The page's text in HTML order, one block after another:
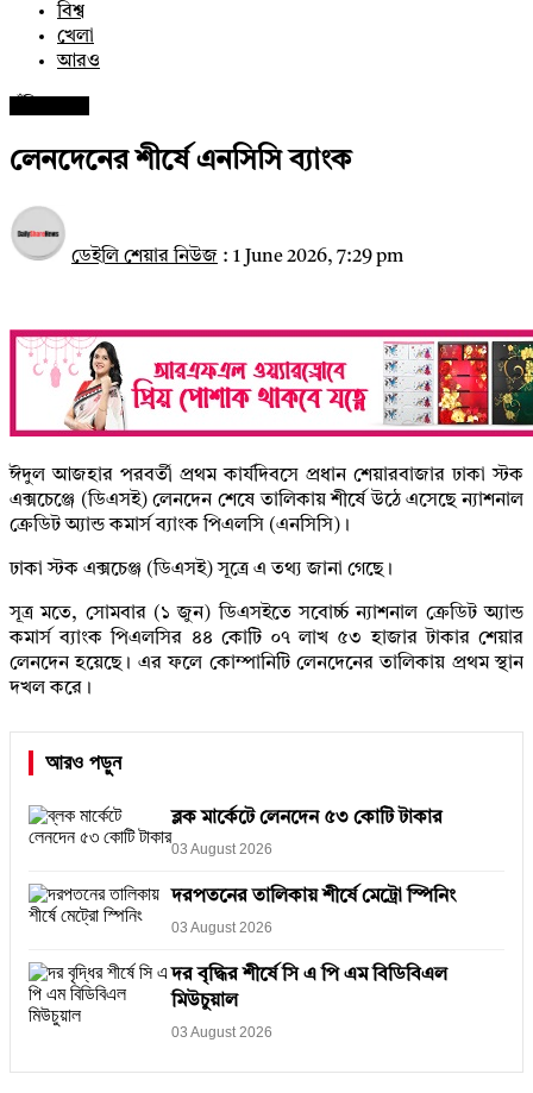
বিশ্ব
খেলা
আরও
লেনদেনের শীর্ষে এনসিসি ব্যাংক
ডেইলি শেয়ার নিউজ : 1 June 2026, 7:29 pm
ঈদুল আজহার পরবর্তী প্রথম কার্যদিবসে প্রধান শেয়ারবাজার ঢাকা স্টক
এক্সচেঞ্জে (ডিএসই) লেনদেন শেষে তালিকায় শীর্ষে উঠে এসেছে ন্যাশনাল
ক্রেডিট অ্যান্ড কমার্স ব্যাংক পিএলসি (এনসিসি)।
ঢাকা স্টক এক্সচেঞ্জ (ডিএসই) সূত্রে এ তথ্য জানা গেছে।
সূত্র মতে, সোমবার (১ জুন) ডিএসইতে সবোর্চ্চ ন্যাশনাল ক্রেডিট অ্যান্ড
কমার্স ব্যাংক পিএলসির ৪৪ কোটি ০৭ লাখ ৫৩ হাজার টাকার শেয়ার
লেনদেন হয়েছে। এর ফলে কোম্পানিটি লেনদেনের তালিকায় প্রথম স্থান
দখল করে।
আরও পড়ুন
ব্লক মার্কেটে লেনদেন ৫৩ কোটি টাকার
03 August 2026
দরপতনের তালিকায় শীর্ষে মেট্রো স্পিনিং
03 August 2026
দর বৃদ্ধির শীর্ষে সি এ পি এম বিডিবিএল
মিউচুয়াল
03 August 2026